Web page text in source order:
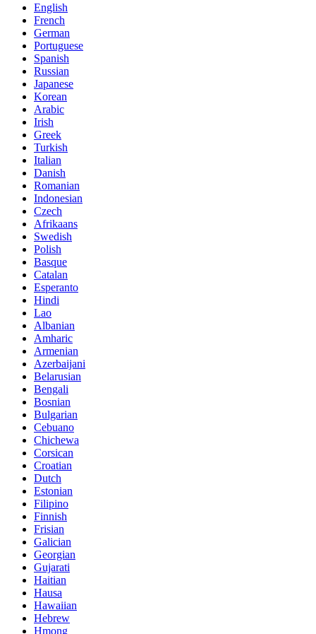
English
French
German
Portuguese
Spanish
Russian
Japanese
Korean
Arabic
Irish
Greek
Turkish
Italian
Danish
Romanian
Indonesian
Czech
Afrikaans
Swedish
Polish
Basque
Catalan
Esperanto
Hindi
Lao
Albanian
Amharic
Armenian
Azerbaijani
Belarusian
Bengali
Bosnian
Bulgarian
Cebuano
Chichewa
Corsican
Croatian
Dutch
Estonian
Filipino
Finnish
Frisian
Galician
Georgian
Gujarati
Haitian
Hausa
Hawaiian
Hebrew
Hmong